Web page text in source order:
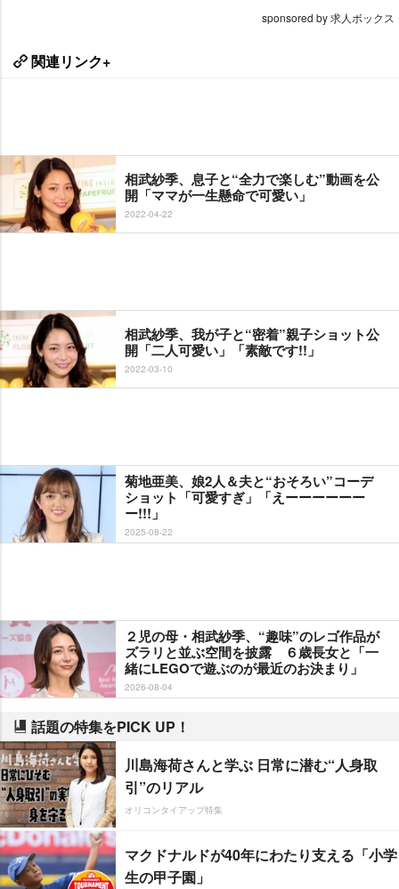
sponsored by 求人ボックス
関連リンク+
相武紗季、息子と“全力で楽しむ”動画を公
開「ママが一生懸命で可愛い」
2022-04-22
相武紗季、我が子と“密着”親子ショット公
開「二人可愛い」「素敵です!!」
2022-03-10
菊地亜美、娘2人＆夫と“おそろい”コーデ
ショット「可愛すぎ」「えーーーーーー
ー!!!」
2025-08-22
２児の母・相武紗季、“趣味”のレゴ作品が
ズラリと並ぶ空間を披露 ６歳長女と「一
緒にLEGOで遊ぶのが最近のお決まり」
2026-08-04
話題の特集をPICK UP！
川島海荷さんと学ぶ 日常に潜む“人身取
引”のリアル
オリコンタイアップ特集
マクドナルドが40年にわたり支える「小学
生の甲子園」